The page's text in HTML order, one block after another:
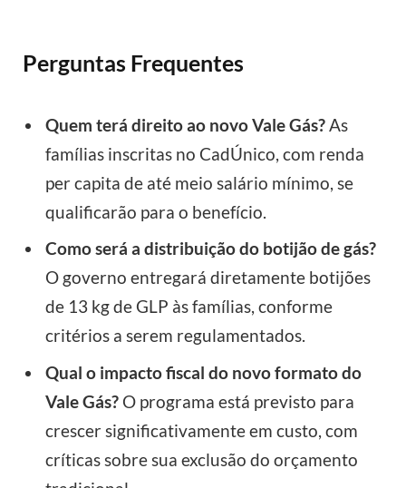
Perguntas Frequentes
Quem terá direito ao novo Vale Gás?As
famílias inscritas no CadÚnico, com renda
per capita de até meio salário mínimo, se
qualificarão para o benefício.
Como será a distribuição do botijão de gás?
O governo entregará diretamente botijões
de 13 kg de GLP às famílias, conforme
critérios a serem regulamentados.
Qual o impacto fiscal do novo formato do
Vale Gás? O programa está previsto para
crescer significativamente em custo, com
críticas sobre sua exclusão do orçamento